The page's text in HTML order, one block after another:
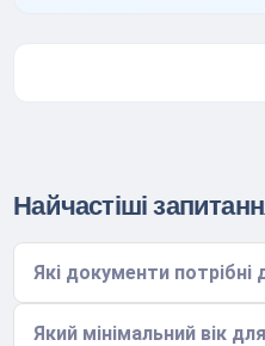
Найчастіші
Які документи
Який мінімальний вік